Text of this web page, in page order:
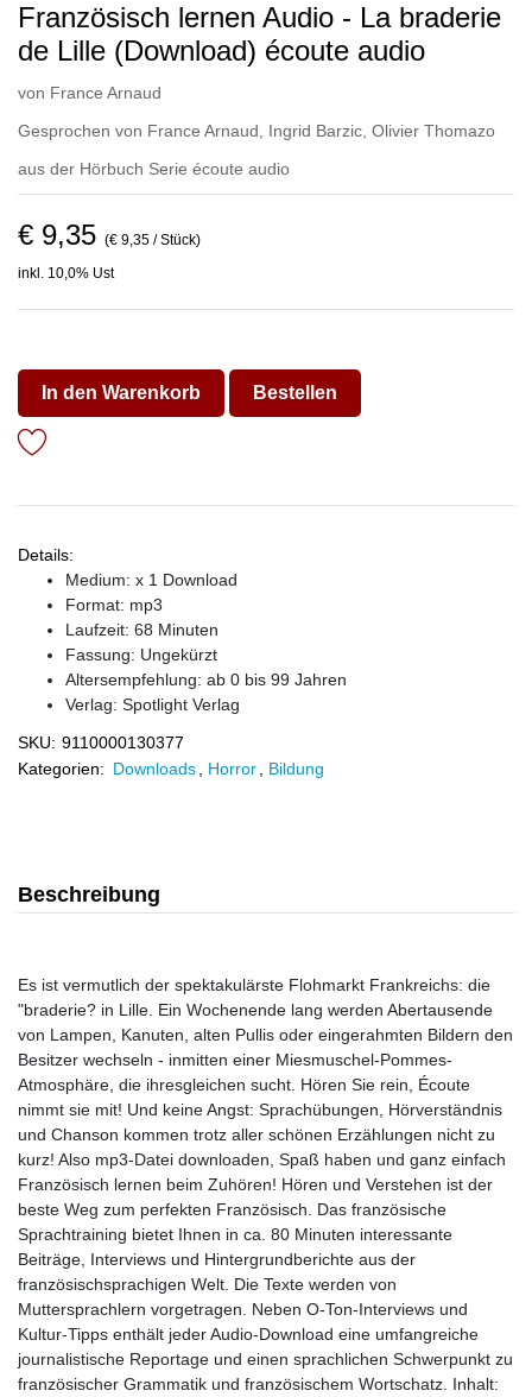
Französisch lernen Audio - La braderie
de Lille (Download) écoute audio
von France Arnaud
Gesprochen von France Arnaud Ingrid Barzic Olivier Thomazo
aus der Hörbuch Serie écoute audio
€ 9,35 (€ 9,35 / Stück)
inkl. 10,0% Ust
In den Warenkorb Bestellen
Details:
Medium: x 1 Download
Format: mp3
Laufzeit: 68 Minuten
Fassung: Ungekürzt
Altersempfehlung: ab 0 bis 99 Jahren
Verlag: Spotlight Verlag
SKU: 9110000130377
Kategorien: Downloads Horror Bildung
Beschreibung
Es ist vermutlich der spektakulärste Flohmarkt Frankreichs: die
"braderie? in Lille. Ein Wochenende lang werden Abertausende
von Lampen, Kanuten, alten Pullis oder eingerahmten Bildern den
Besitzer wechseln - inmitten einer Miesmuschel-Pommes-
Atmosphäre, die ihresgleichen sucht. Hören Sie rein, Écoute
nimmt sie mit! Und keine Angst: Sprachübungen, Hörverständnis
und Chanson kommen trotz aller schönen Erzählungen nicht zu
kurz! Also mp3-Datei downloaden, Spaß haben und ganz einfach
Französisch lernen beim Zuhören! Hören und Verstehen ist der
beste Weg zum perfekten Französisch. Das französische
Sprachtraining bietet Ihnen in ca. 80 Minuten interessante
Beiträge, Interviews und Hintergrundberichte aus der
französischsprachigen Welt. Die Texte werden von
Muttersprachlern vorgetragen. Neben O-Ton-Interviews und
Kultur-Tipps enthält jeder Audio-Download eine umfangreiche
journalistische Reportage und einen sprachlichen Schwerpunkt zu
französischer Grammatik und französischem Wortschatz. Inhalt: